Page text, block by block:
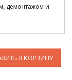
демонтажом и
В КОРЗИНУ